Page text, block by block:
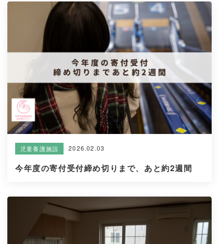
児童養護施設 2026.02.03
今年度の寄付受付締め切りまで、あと約2週間